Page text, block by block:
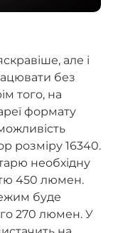
але і
без
того, на
формату
розміру 16340.
необхідну
450 люмен.
буде
270 люмен. У